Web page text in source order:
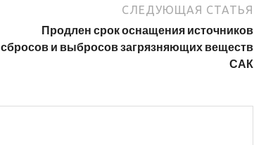
СЛЕДУЮЩАЯ СТАТЬЯ
Продлен срок оснащения источников
сбросов и выбросов загрязняющих веществ
САК